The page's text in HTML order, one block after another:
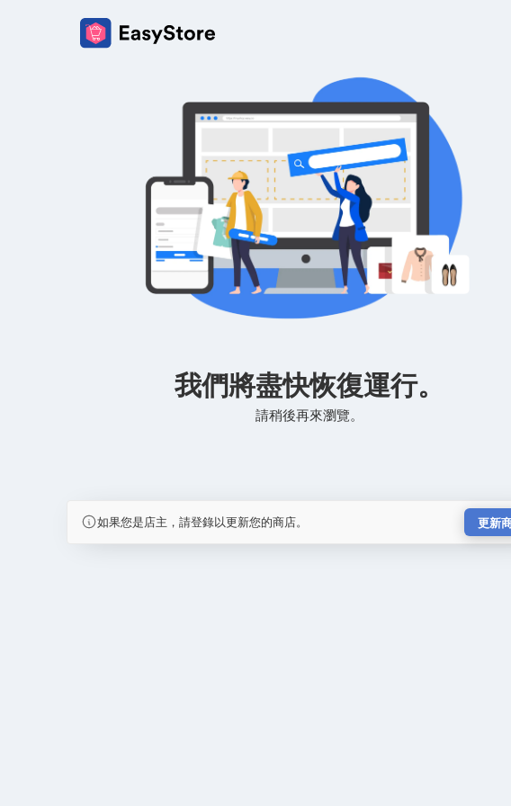
我們將盡快恢復運行。
請稍後再來瀏覽。
如果您是店主，請登錄以更新您的商店。 更新